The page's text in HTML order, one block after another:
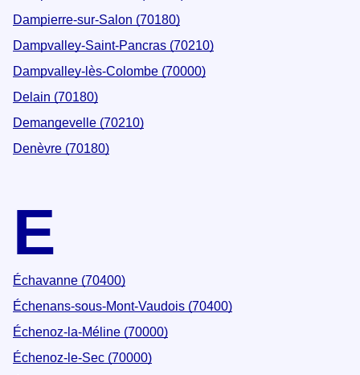
Dampierre-sur-Salon (70180)
Dampvalley-Saint-Pancras (70210)
Dampvalley-lès-Colombe (70000)
Delain (70180)
Demangevelle (70210)
Denèvre (70180)
E
Échavanne (70400)
Échenans-sous-Mont-Vaudois (70400)
Échenoz-la-Méline (70000)
Échenoz-le-Sec (70000)